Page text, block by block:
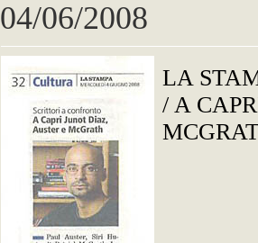
04/06/2008
LA
/ A